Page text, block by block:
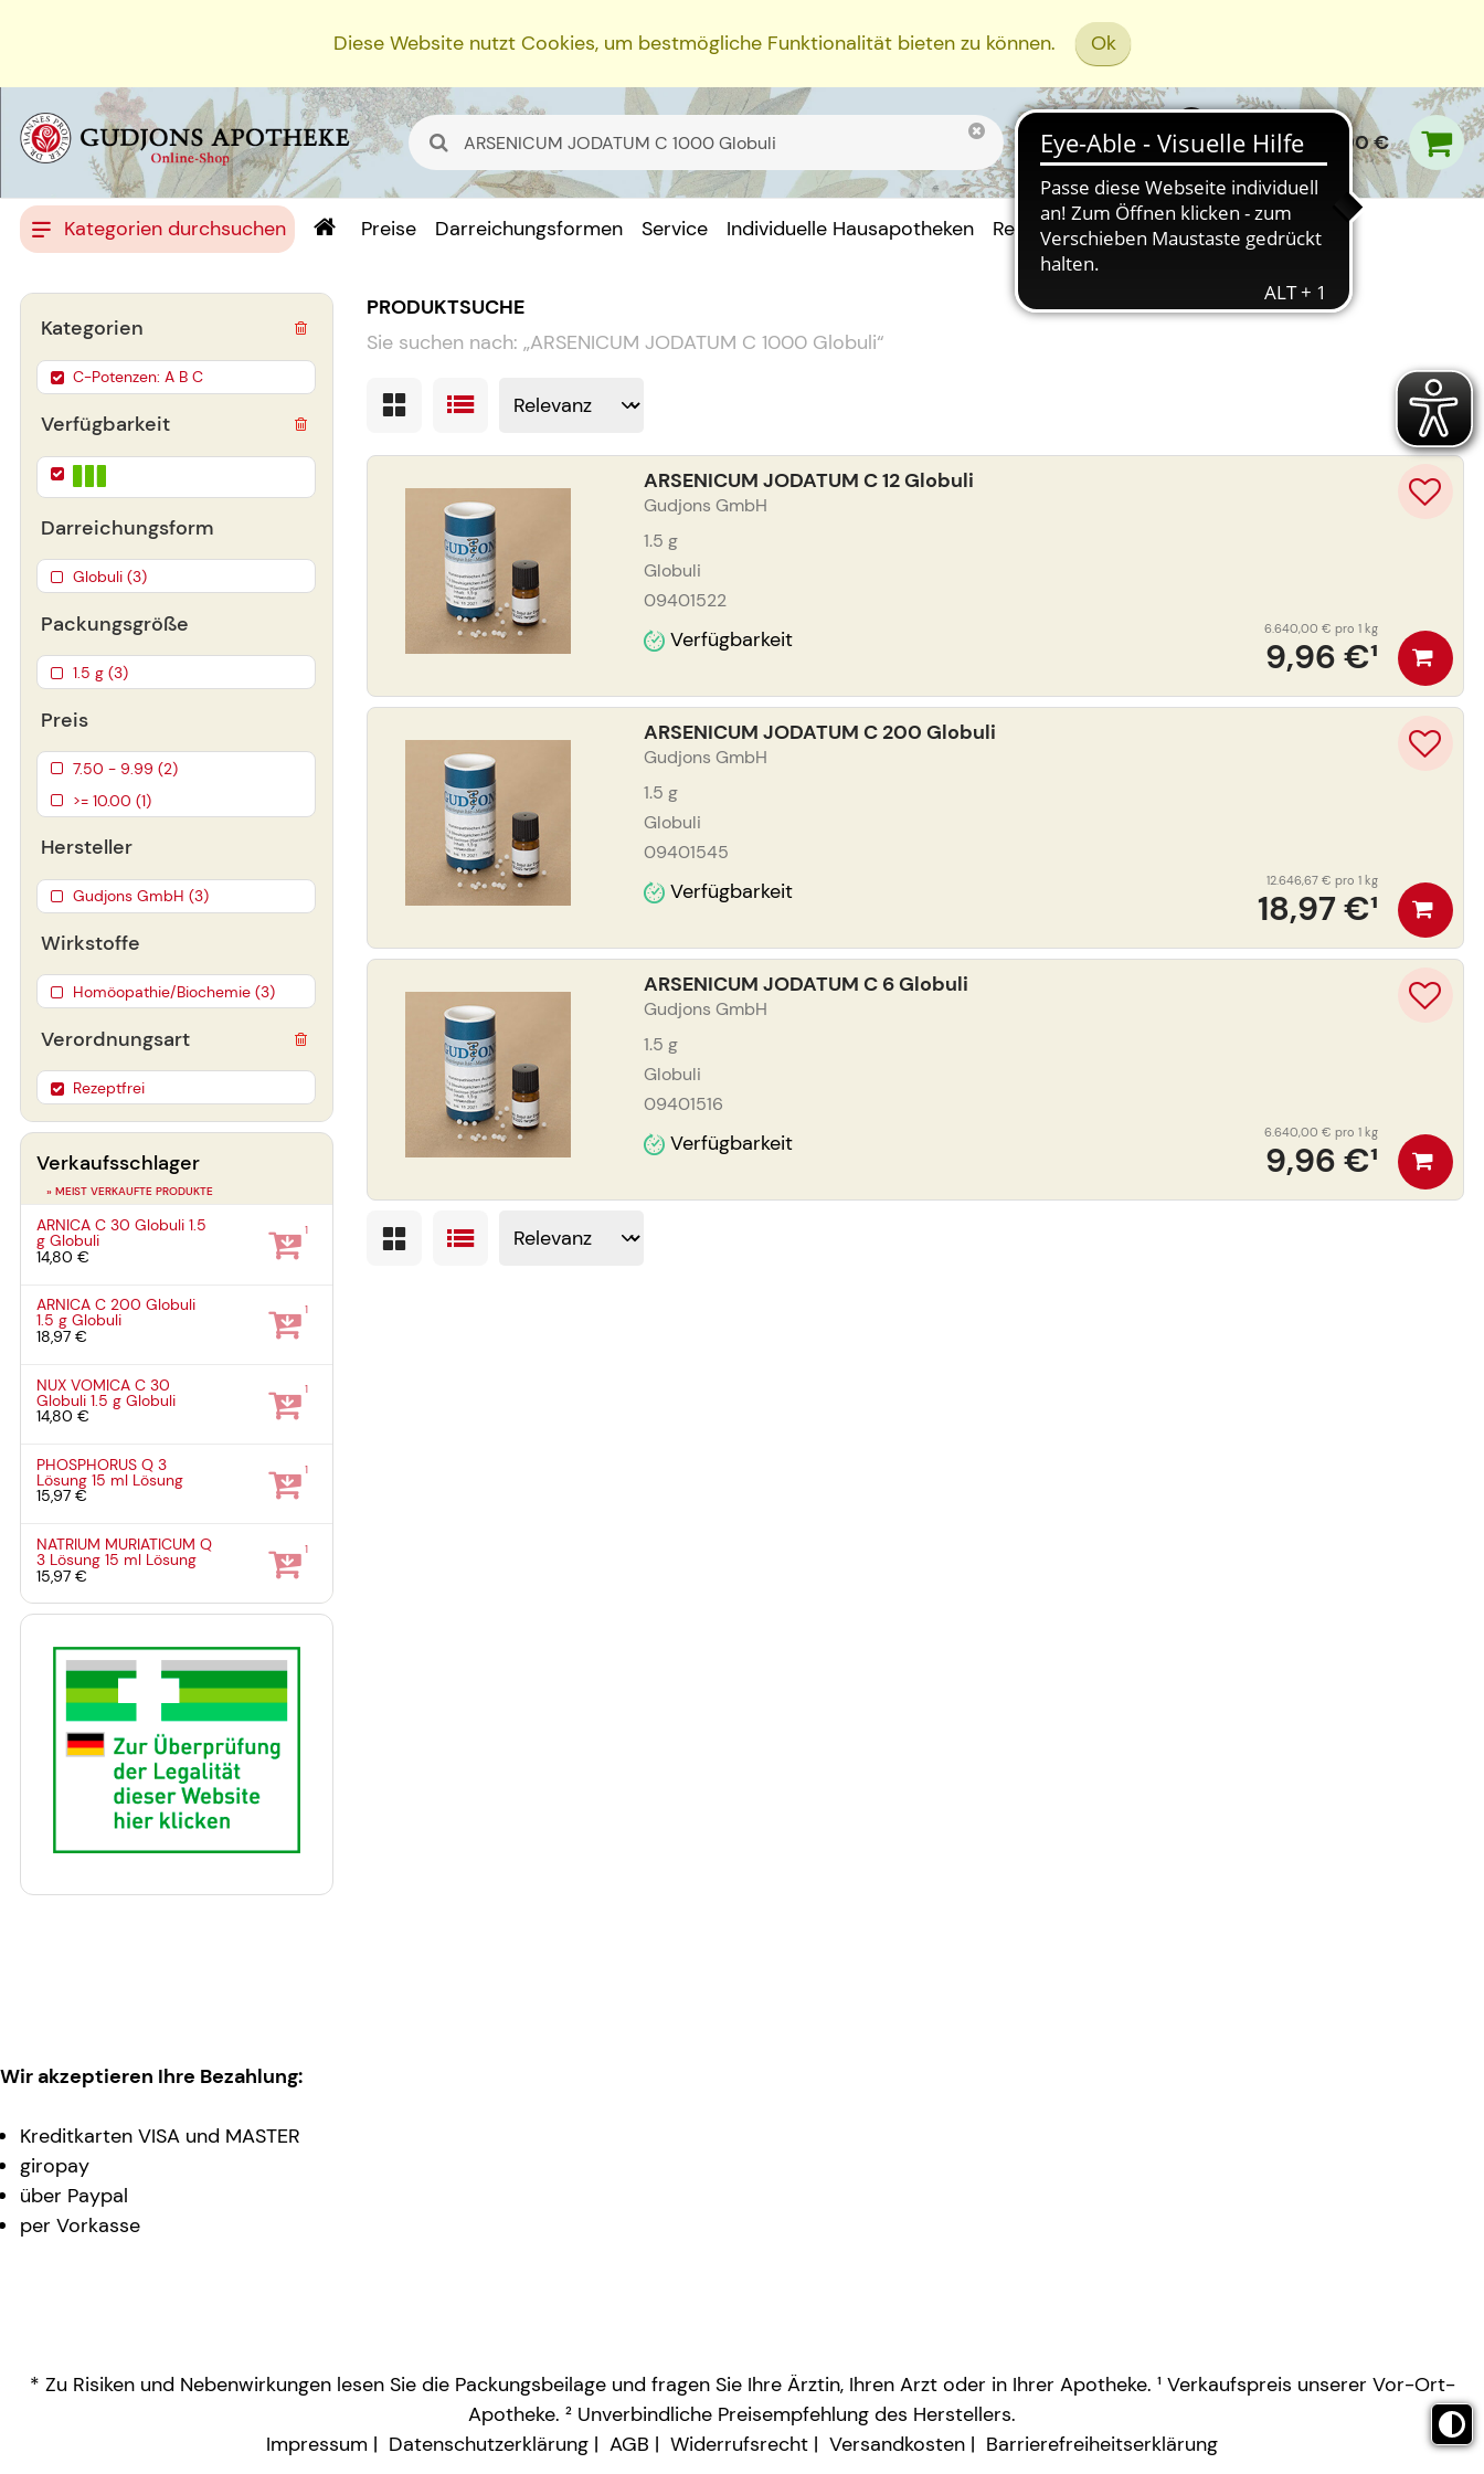
Diese Website nutzt Cookies, um bestmögliche Funktionalität bieten zu können. Ok
0,00 €
Kategorien durchsuchen Preise Darreichungsformen Service Individuelle Hausapotheken Rezept Einreichen
PRODUKTSUCHE
Sie suchen nach: „ARSENICUM JODATUM C 1000 Globuli“
ARSENICUM JODATUM C 12 Globuli
Gudjons GmbH
1.5 g
Globuli
09401522
Verfügbarkeit 9,96 €¹
6.640,00 € pro 1 kg
ARSENICUM JODATUM C 200 Globuli
Gudjons GmbH
1.5 g
Globuli
09401545
Verfügbarkeit 18,97 €¹
12.646,67 € pro 1 kg
ARSENICUM JODATUM C 6 Globuli
Gudjons GmbH
1.5 g
Globuli
09401516
Verfügbarkeit 9,96 €¹
6.640,00 € pro 1 kg
Verfügbarkeit
Darreichungsform
Globuli (3)
Packungsgröße
1.5 g (3)
Preis
7.50 - 9.99 (2)
>= 10.00 (1)
Hersteller
Gudjons GmbH (3)
Wirkstoffe
Homöopathie/Biochemie (3)
Kategorien
C-Potenzen: A B C
Verordnungsart
Rezeptfrei
Verkaufsschlager
» MEIST VERKAUFTE PRODUKTE
ARNICA C 30 Globuli1.5
gGlobuli
14,80 €
1
ARNICA C 200 Globuli
1.5 gGlobuli
18,97 €
1
NUX VOMICA C 30
Globuli1.5 gGlobuli
14,80 €
1
PHOSPHORUS Q 3
Lösung15 ml Lösung
15,97 €
1
NATRIUM MURIATICUM Q
3 Lösung15 ml Lösung
15,97 €
1
Wir akzeptieren Ihre Bezahlung:
Kreditkarten VISA und MASTER
giropay
über Paypal
per Vorkasse
* Zu Risiken und Nebenwirkungen lesen Sie die Packungsbeilage und fragen Sie Ihre Ärztin, Ihren Arzt oder in Ihrer Apotheke. ¹ Verkaufspreis unserer Vor-Ort-
Apotheke. ² Unverbindliche Preisempfehlung des Herstellers.
Impressum
Datenschutzerklärung AGB Widerrufsrecht Versandkosten Barrierefreiheitserklärung